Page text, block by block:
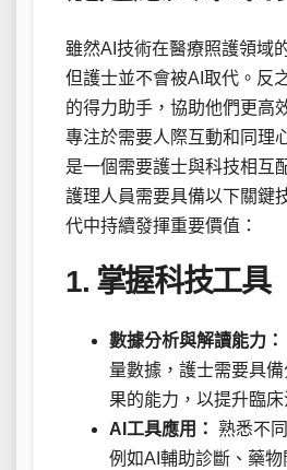
雖然AI技術在醫療照護領域
但護士並不會被AI取代。反
的得力助手，協助他們更高
專注於需要人際互動和同理
是一個需要護士與科技相互
護理人員需要具備以下關鍵
代中持續發揮重要價值：
1. 掌握科技工具
數據分析與解讀能力：
量數據，護士需要具
果的能力，以提升臨床
AI工具應用： 熟悉不
例如AI輔助診斷、藥物